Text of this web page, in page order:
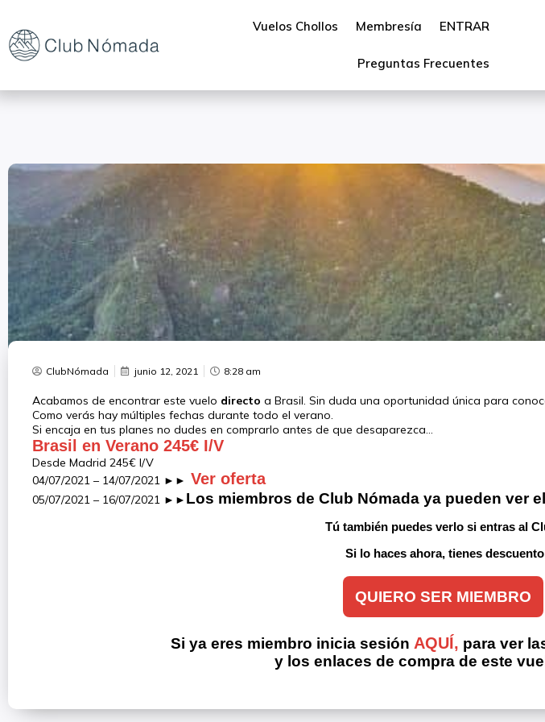
Vuelos Chollos Membresía ENTRAR
Preguntas Frecuentes
ClubNómada junio 12, 2021 8:28 am
Acabamos de encontrar este vuelo directo a Brasil. Sin duda una oportunidad única para
Como verás hay múltiples fechas durante todo el verano.
Si encaja en tus planes no dudes en comprarlo antes de que desaparezca...
Brasil en Verano 245€ I/V
Desde Madrid 245€ I/V
04/07/2021 – 14/07/2021 ►► Ver oferta
05/07/2021 – 16/07/2021 ►► Los miembros de Club Nómada ya pueden ver
Tú también puedes verlo si entras al
Si lo haces ahora, tienes descuento
QUIERO SER MIEMBRO
Si ya eres miembro inicia sesión AQUÍ, para ver
y los enlaces de compra de este